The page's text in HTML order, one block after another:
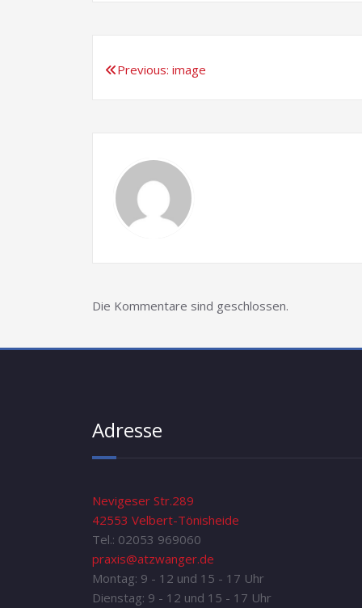
Beitragsnavigation
Previous: image
Die Kommentare sind geschlossen.
Adresse
Nevigeser Str.289
42553 Velbert-Tönisheide
Tel.: 02053 969060
praxis@atzwanger.de
Montag: 9 - 12 und 15 - 17 Uhr
Dienstag: 9 - 12 und 15 - 17 Uhr